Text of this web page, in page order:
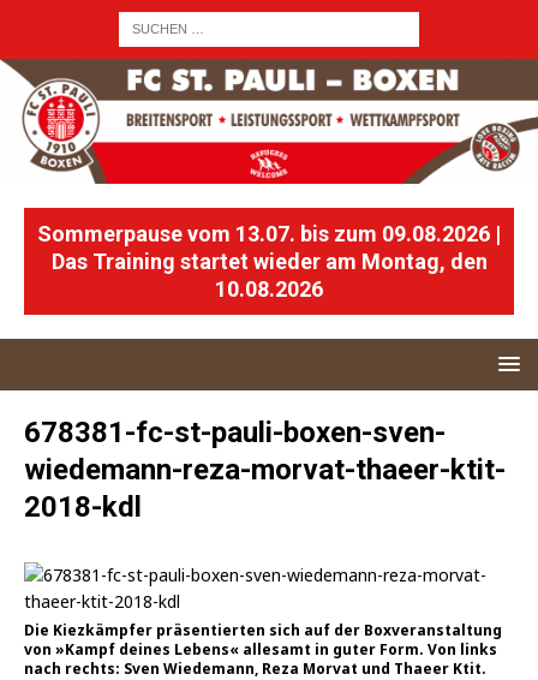
Sommerpause vom 13.07. bis zum 09.08.2026 |
Das Training startet wieder am Montag, den
10.08.2026
678381-fc-st-pauli-boxen-sven-
wiedemann-reza-morvat-thaeer-ktit-
2018-kdl
Die Kiez­kämp­fer prä­sen­tier­ten sich auf der Box­ver­an­stal­tung
von »Kampf dei­nes Lebens« alle­samt in guter Form. Von links
nach rechts: Sven Wie­demann, Reza Mor­vat und Thae­er Ktit.